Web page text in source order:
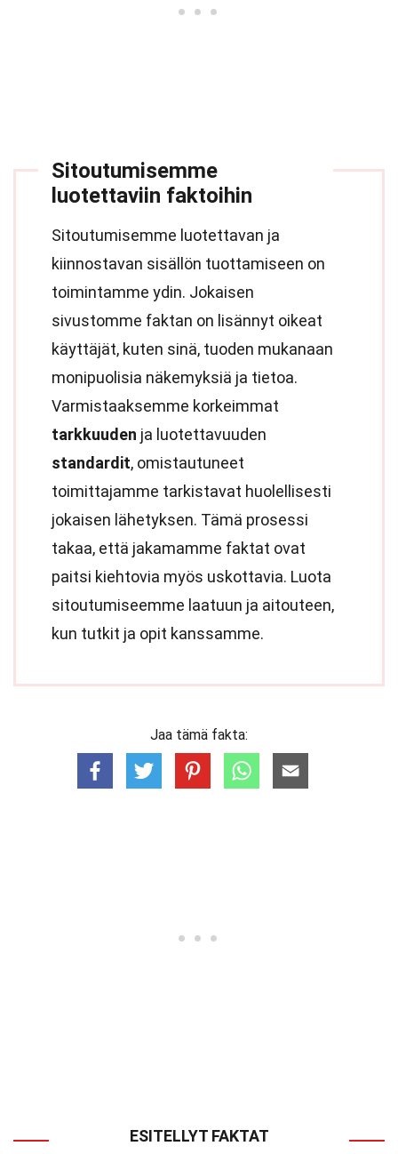
Sitoutumisemme
luotettaviin faktoihin
Sitoutumisemme luotettavan ja
kiinnostavan sisällön tuottamiseen on
toimintamme ydin. Jokaisen
sivustomme faktan on lisännyt oikeat
käyttäjät, kuten sinä, tuoden mukanaan
monipuolisia näkemyksiä ja tietoa.
Varmistaaksemme korkeimmat
tarkkuuden ja luotettavuuden
standardit, omistautuneet
toimittajamme tarkistavat huolellisesti
jokaisen lähetyksen. Tämä prosessi
takaa, että jakamamme faktat ovat
paitsi kiehtovia myös uskottavia. Luota
sitoutumiseemme laatuun ja aitouteen,
kun tutkit ja opit kanssamme.
Jaa tämä fakta:
ESITELLYT FAKTAT